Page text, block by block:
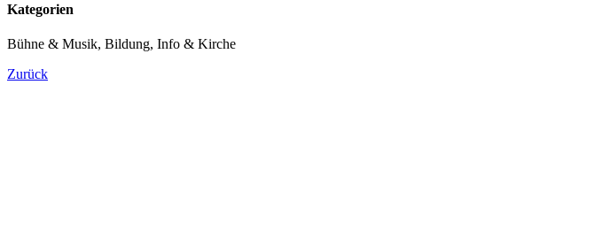
Kategorien
Bühne & Musik, Bildung, Info & Kirche
Zurück